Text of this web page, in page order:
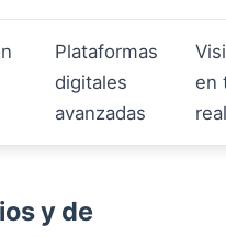
Plataformas
digitales
avanzadas
en
real
y de